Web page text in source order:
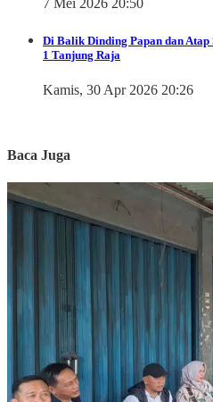
7 Mei 2026 20:50
Di Balik Dinding Papan dan Atap
1 Tanjung Raja
Kamis, 30 Apr 2026 20:26
Baca Juga